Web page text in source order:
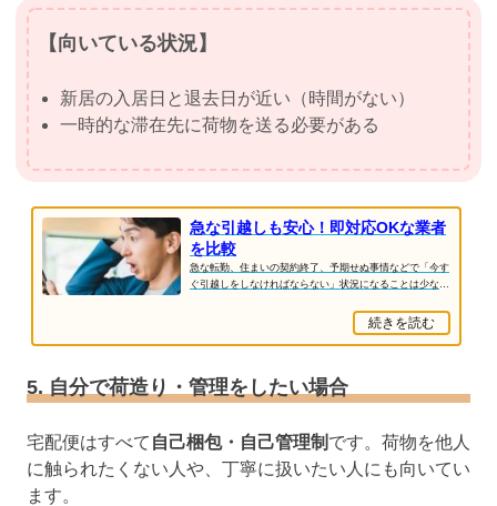
【向いている状況】
新居の入居日と退去日が近い（時間がない）
一時的な滞在先に荷物を送る必要がある
急な引越しも安心！即対応OKな業者
を比較
急な転勤、住まいの契約終了、予期せぬ事情などで「今す
ぐ引越しをしなければならない」状況になることは少なく
続きを読む
5. 自分で荷造り・管理をしたい場合
宅配便はすべて 自己梱包・自己管理制 です。荷物を他人
に触られたくない人や、丁寧に扱いたい人にも向いてい
ます。